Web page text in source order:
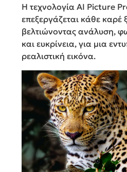
Η τεχνολογία AI Picture
επεξεργάζεται κάθε καρέ
βελτιώνοντας ανάλυση,
και ευκρίνεια, για μια
ρεαλιστική εικόνα.